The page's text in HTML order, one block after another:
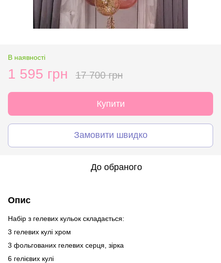
В наявності
1 595 грн 17 700 грн
Купити
Замовити швидко
До обраного
Опис
Набір з гелевих кульок складається:
3 гелевих кулі хром
3 фольгованих гелевих серця, зірка
6 гелієвих кулі